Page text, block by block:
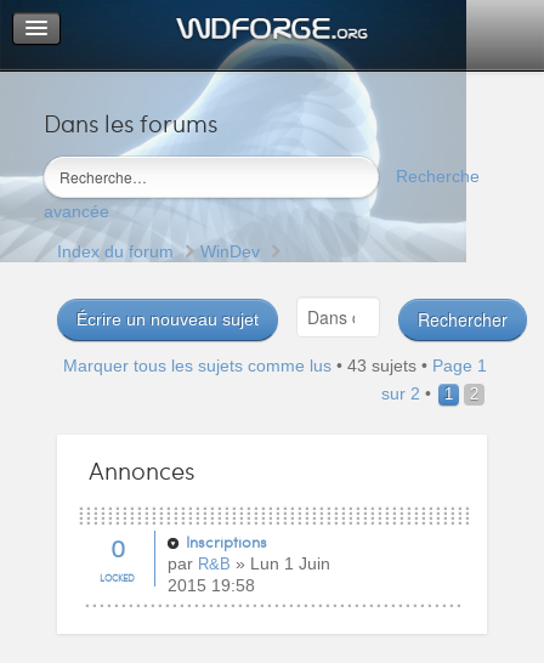
Dans les forums
Recherche
avancée
Portail
Index du forum
M’enregistrer
Connexion
Index du forum WinDev
Écrire un nouveau sujet
Marquer tous les sujets comme lus • 43 sujets • Page 1
sur 2 • 1 2
Annonces
0
LOCKED
Inscriptions
par R&B » Lun 1 Juin
2015 19:58